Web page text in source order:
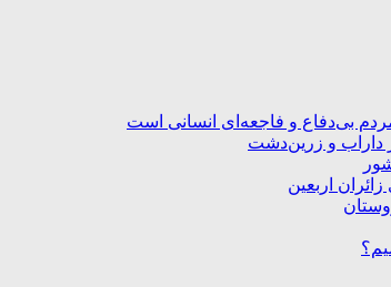
بی‌دفاع و فاجعه‌ای انسانی است
داراب و زرین‌دشت
اربعین